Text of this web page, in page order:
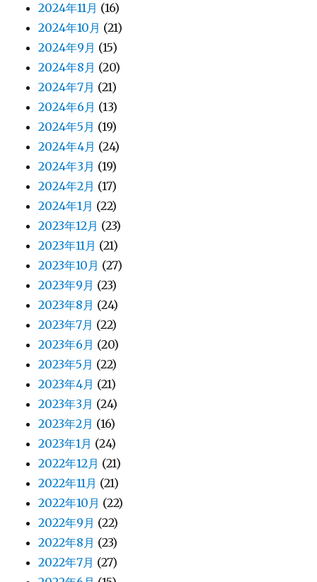
2024年11月 (16)
2024年10月 (21)
2024年9月 (15)
2024年8月 (20)
2024年7月 (21)
2024年6月 (13)
2024年5月 (19)
2024年4月 (24)
2024年3月 (19)
2024年2月 (17)
2024年1月 (22)
2023年12月 (23)
2023年11月 (21)
2023年10月 (27)
2023年9月 (23)
2023年8月 (24)
2023年7月 (22)
2023年6月 (20)
2023年5月 (22)
2023年4月 (21)
2023年3月 (24)
2023年2月 (16)
2023年1月 (24)
2022年12月 (21)
2022年11月 (21)
2022年10月 (22)
2022年9月 (22)
2022年8月 (23)
2022年7月 (27)